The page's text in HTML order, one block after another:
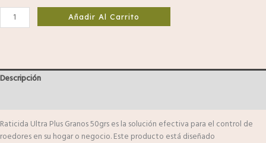
Añadir Al Carrito
Descripción
Raticida Ultra Plus Granos 50grs es la solución efectiva para el control de
roedores en su hogar o negocio. Este producto está diseñado